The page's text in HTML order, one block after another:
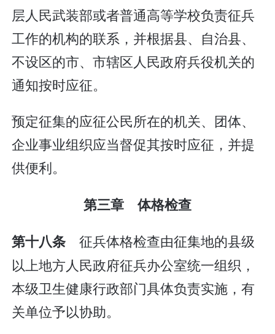
层人民武装部或者普通高等学校负责征兵
工作的机构的联系，并根据县、自治县、
不设区的市、市辖区人民政府兵役机关的
通知按时应征。
预定征集的应征公民所在的机关、团体、
企业事业组织应当督促其按时应征，并提
供便利。
第三章 体格检查
第十八条 征兵体格检查由征集地的县级
以上地方人民政府征兵办公室统一组织，
本级卫生健康行政部门具体负责实施，有
关单位予以协助。